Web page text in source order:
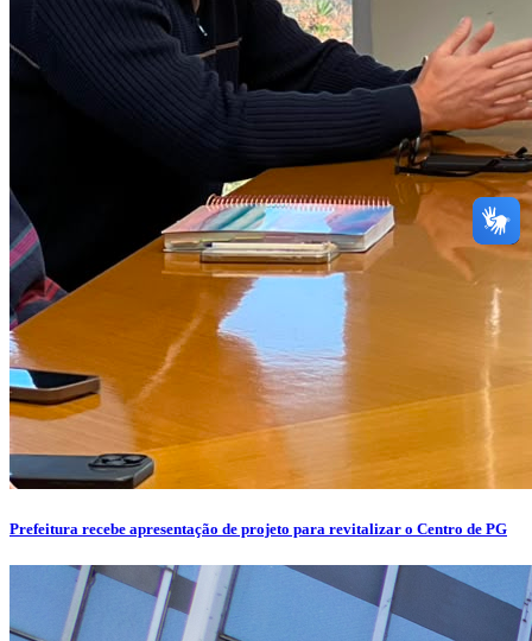
Prefeitura recebe apresentação de projeto para revitalizar o Centro de PG